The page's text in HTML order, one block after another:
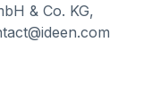
& Co. KG,